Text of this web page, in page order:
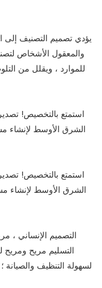
يؤدي تصميم التصنيف إلى
والمعقول الأشخاص
للموارد ، ويقلل من
التصميم الإنساني ،
التسليم مريح ومريح
لسهولة التنظيف والصيانة